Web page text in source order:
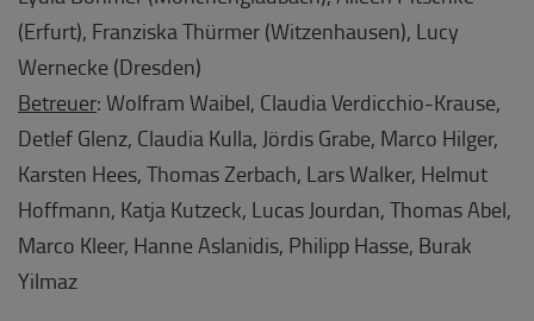
(Erfurt), Franziska Thürmer (Witzenhausen), Lucy
Wernecke (Dresden)
Betreuer: Wolfram Waibel, Claudia Verdicchio-Krause,
Detlef Glenz, Claudia Kulla, Jördis Grabe, Marco Hilger,
Karsten Hees, Thomas Zerbach, Lars Walker, Helmut
Hoffmann, Katja Kutzeck, Lucas Jourdan, Thomas Abel,
Marco Kleer, Hanne Aslanidis, Philipp Hasse, Burak
Yilmaz